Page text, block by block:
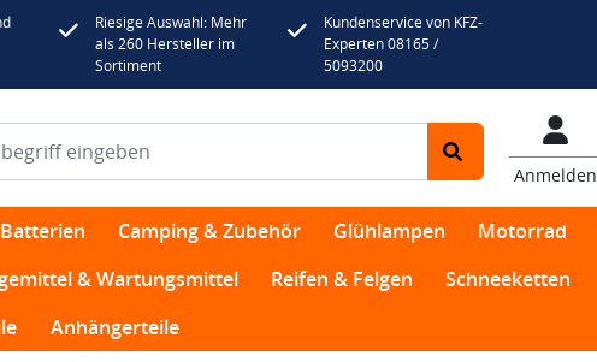
Riesige Auswahl: Mehr
als 260 Hersteller im
Sortiment
Kundenservice von KFZ-
Experten 08165 /
5093200
Anmelden
Batterien Camping & Zubehör Glühlampen Motorrad
& Wartungsmittel
Reifen & Felgen Schneeketten
Anhängerteile